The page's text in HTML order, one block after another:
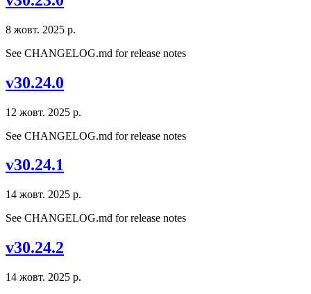
8 жовт. 2025 р.
See CHANGELOG.md for release notes
v30.24.0
12 жовт. 2025 р.
See CHANGELOG.md for release notes
v30.24.1
14 жовт. 2025 р.
See CHANGELOG.md for release notes
v30.24.2
14 жовт. 2025 р.